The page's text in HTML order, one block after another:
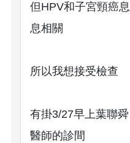
但HPV和子宮頸癌息
息相關
所以我想接受檢查
有掛3/27早上葉聯舜
醫師的診間